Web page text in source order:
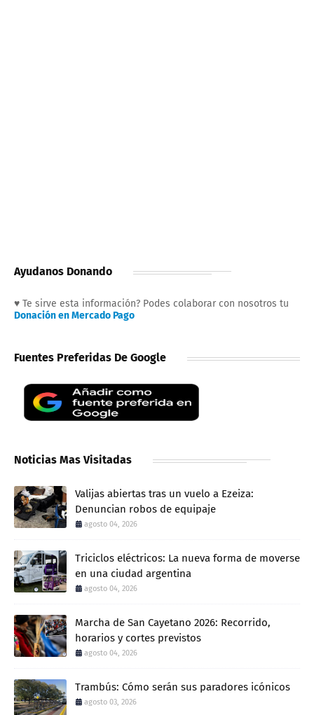
Ayudanos Donando
♥ Te sirve esta información? Podes colaborar con nosotros tu
Donación en Mercado Pago
Fuentes Preferidas De Google
Noticias Mas Visitadas
Valijas abiertas tras un vuelo a Ezeiza:
Denuncian robos de equipaje
agosto 04, 2026
Triciclos eléctricos: La nueva forma de moverse
en una ciudad argentina
agosto 04, 2026
Marcha de San Cayetano 2026: Recorrido,
horarios y cortes previstos
agosto 04, 2026
Trambús: Cómo serán sus paradores icónicos
agosto 03, 2026